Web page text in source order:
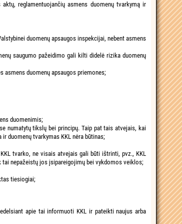
reglamentuojančių asmens duomenų tvarkymą ir
duomenų apsaugos inspekcijai, nebent asmens
saugumo pažeidimo gali kilti didelė rizika duomenų
duomenų apsaugos priemones;
duomenimis;
numatytų tikslų bei principų. Taip pat tais atvejais, kai
duomenų tvarkymas KKL nėra būtinas;
tvarko, ne visais atvejais gali būti ištrinti, pvz., KKL
nepažeistų jos įsipareigojimų bei vykdomos veiklos;
tiesiogiai;
apie tai informuoti KKL ir pateikti naujus arba